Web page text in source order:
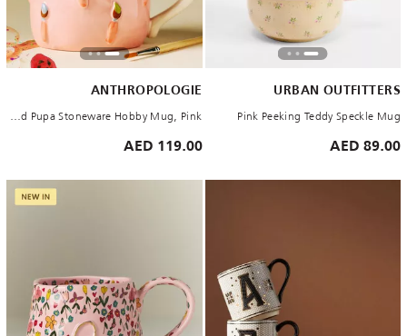
URBAN OUTFITTERS
Pink Peeking Teddy Speckle Mug
89.00 AED
ANTHROPOLOGIE
Winged Pupa Stoneware Hobby Mug, Pink
119.00 AED